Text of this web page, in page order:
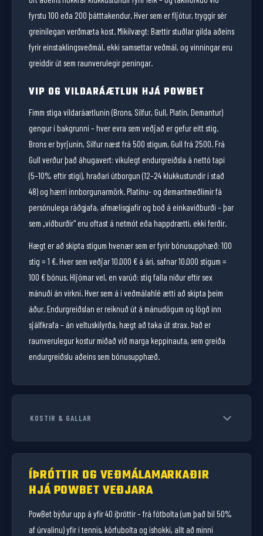
fyrstu 100 eða 200 þátttakendur. Hver sem er fljótur, tryggir sér
greinilegan verðmæta kost. Mikilvægt: Bættir stuðlar gilda aðeins
fyrir einstaklingsveðmál, ekki samsettar veðmál, og vinningar eru
greiddir út sem raunverulegir peningar.
VIP OG VILDARÁÆTLUN HJÁ POWBET
Fimm stiga vildaráætlunin (Brons, Silfur, Gull, Platín, Demantur)
gengur í bakgrunni – hver evra sem veðjað er gefur eitt stig.
Brons er byrjunin, Silfur næst frá 500 stigum, Gull frá 2500. Frá
Gull verður það áhugavert: vikulegt endurgreiðsla á nettó tapi
(5–10% eftir stigi), hraðari útborgun (12–24 klukkustundir í stað
48) og hærri innborgunarmörk. Platínu- og demantmeðlimir fá
persónulega ráðgjafa, afmælisgjafir og boð á einkaviðburði – þar
sem „viðburðir" eru oftast á netmót eða happdrætti, ekki ferðir.
Hægt er að skipta stigum hvenær sem er fyrir bónusupphæð: 100
stig = 1 €. Hver sem veðjar 10.000 € á ári, safnar 10.000 stigum =
100 € bónus. Hljómar vel, en varúð: stig falla niður eftir sex
mánuði án virkni. Hver sem á í veðmálahlé ætti að skipta þeim
áður. Endurgreiðslan er reiknuð út á mánudögum og lögð inn
sjálfkrafa – án veltuskilyrða, hægt að taka út strax. Það er
raunverulegur kostur miðað við marga keppinauta, sem greiða
endurgreiðslu aðeins sem bónusupphæð.
KOSTIR & GALLAR
Umfangsmikið veðmálaúrval með mörgum íþróttum
Aðlaðandi velkominningarbónus fyrir nýja viðskiptavini
Benutzerfreundliche Oberfläche und mobile Kompatibilität
ÍÞRÓTTIR OG VEÐMÁLAMARKAÐIR
HJÁ POWBET VEÐJARA
PowBet býður upp á yfir 40 íþróttir – frá fótbolta (um það bil 50%
af úrvalinu) yfir í tennis, körfubolta og íshokkí, allt að minni